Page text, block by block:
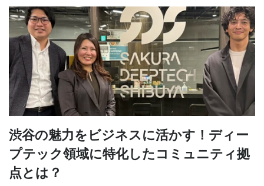
渋谷の魅力をビジネスに活かす！ディー
プテック領域に特化したコミュニティ拠
点とは？